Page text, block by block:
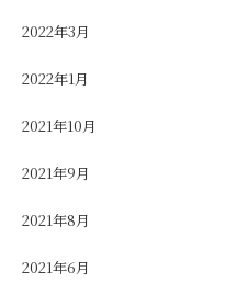
2022年3月
2022年1月
2021年10月
2021年9月
2021年8月
2021年6月